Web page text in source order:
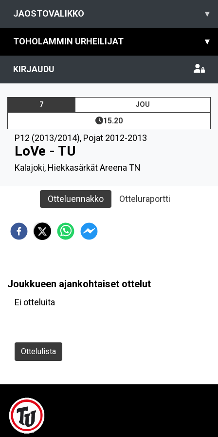
JAOSTOVALIKKO ▾
TOHOLAMMIN URHEILIJAT ▾
KIRJAUDU
7 JOU
15.20
P12 (2013/2014), Pojat 2012-2013
LoVe - TU
Kalajoki, Hiekkasärkät Areena TN
Otteluennakko Otteluraportti
Joukkueen ajankohtaiset ottelut
Ei otteluita
Ottelulista